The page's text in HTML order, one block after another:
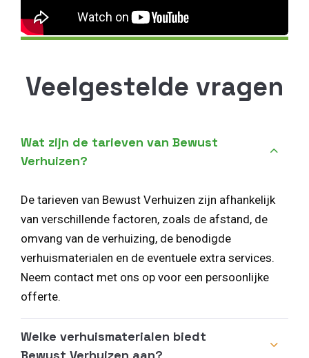
Veelgestelde vragen
Wat zijn de tarieven van Bewust
Verhuizen?
De tarieven van Bewust Verhuizen zijn afhankelijk
van verschillende factoren, zoals de afstand, de
omvang van de verhuizing, de benodigde
verhuismaterialen en de eventuele extra services.
Neem contact met ons op voor een persoonlijke
offerte.
Welke verhuismaterialen biedt
Bewust Verhuizen aan?